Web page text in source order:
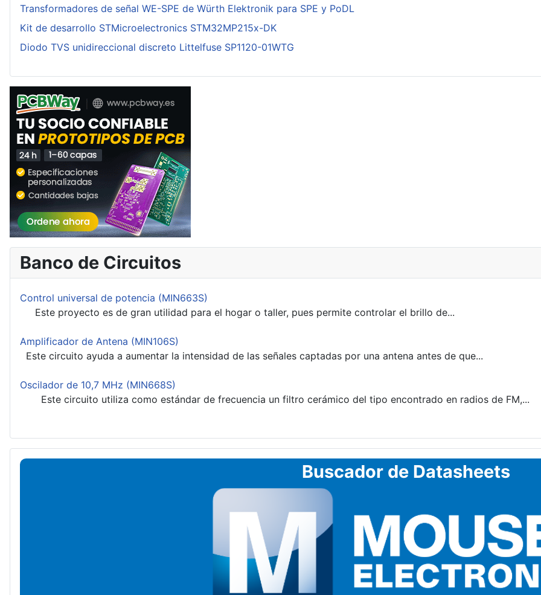
Transformadores de señal WE-SPE de Würth Elektronik para SPE y PoDL
Kit de desarrollo STMicroelectronics STM32MP215x-DK
Diodo TVS unidireccional discreto Littelfuse SP1120-01WTG
Banco de Circuitos
Control universal de potencia (MIN663S)
Este proyecto es de gran utilidad para el hogar o taller, pues permite controlar el brillo de...
Amplificador de Antena (MIN106S)
Este circuito ayuda a aumentar la intensidad de las señales captadas por una antena antes de que...
Oscilador de 10,7 MHz (MIN668S)
Este circuito utiliza como estándar de frecuencia un filtro cerámico del tipo encontrado en radios de FM,...
Buscador de Datasheets